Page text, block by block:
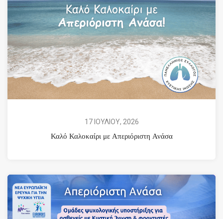
17 ΙΟΥΛΙΟΥ, 2026
Καλό Καλοκαίρι με Απεριόριστη Ανάσα